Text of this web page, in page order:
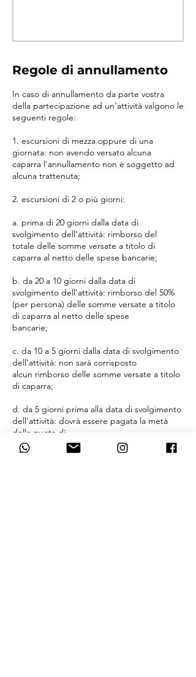
Regole di annullamento
In caso di annullamento da parte vostra
della partecipazione ad un'attività valgono le
seguenti regole:
1. escursioni di mezza oppure di una
giornata: non avendo versato alcuna
caparra l'annullamento non è soggetto ad
alcuna trattenuta;
2. escursioni di 2 o più giorni:
a. prima di 20 giorni dalla data di
svolgimento dell'attività: rimborso del
totale delle somme versate a titolo di
caparra al netto delle spese bancarie;
b. da 20 a 10 giorni dalla data di
svolgimento dell'attività: rimborso del 50%
(per persona) delle somme versate a titolo
di caparra al netto delle spese
bancarie;
c. da 10 a 5 giorni dalla data di svolgimento
dell'attività: non sarà corrisposto
alcun rimborso delle somme versate a titolo
di caparra;
d. da 5 giorni prima alla data di svolgimento
dell'attività: dovrà essere pagata la metà
della quota di
iscrizione al trekking